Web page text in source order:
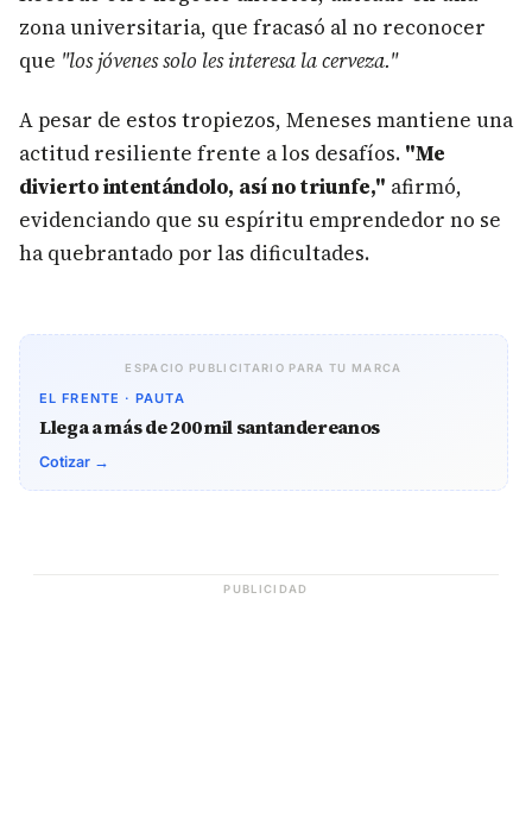
zona universitaria, que fracasó al no reconocer
que "los jóvenes solo les interesa la cerveza."
A pesar de estos tropiezos, Meneses mantiene una
actitud resiliente frente a los desafíos. "Me
divierto intentándolo, así no triunfe," afirmó,
evidenciando que su espíritu emprendedor no se
ha quebrantado por las dificultades.
ESPACIO PUBLICITARIO PARA TU MARCA
EL FRENTE · PAUTA
Llega a más de 200 mil santandereanos
Cotizar →
PUBLICIDAD